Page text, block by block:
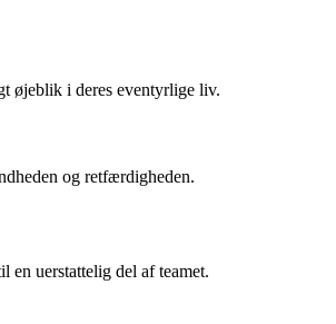
øjeblik i deres eventyrlige liv.
og retfærdigheden.
en uerstattelig del af teamet.